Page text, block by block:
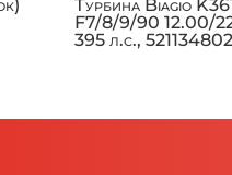
Турбина Biagio
F7/8/9/90 12.00/
395 л.с.,